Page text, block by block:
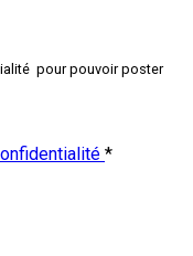
pour pouvoir poster
*